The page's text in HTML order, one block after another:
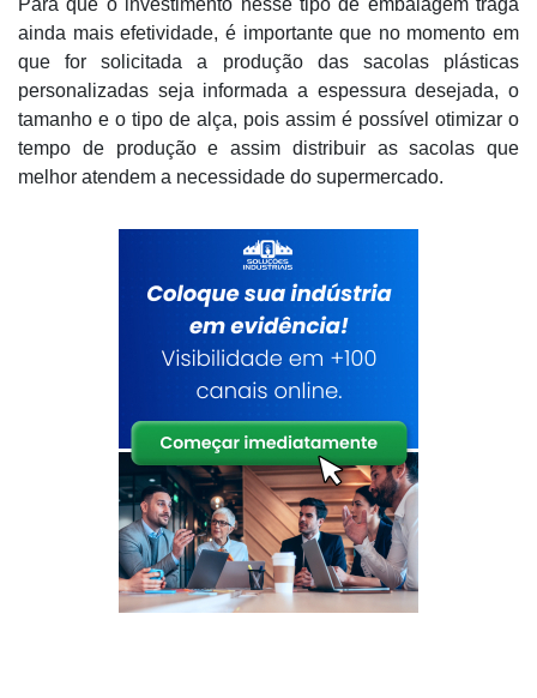
Para que o investimento nesse tipo de embalagem traga
ainda mais efetividade, é importante que no momento em
que for solicitada a produção das sacolas plásticas
personalizadas seja informada a espessura desejada, o
tamanho e o tipo de alça, pois assim é possível otimizar o
tempo de produção e assim distribuir as sacolas que
melhor atendem a necessidade do supermercado.